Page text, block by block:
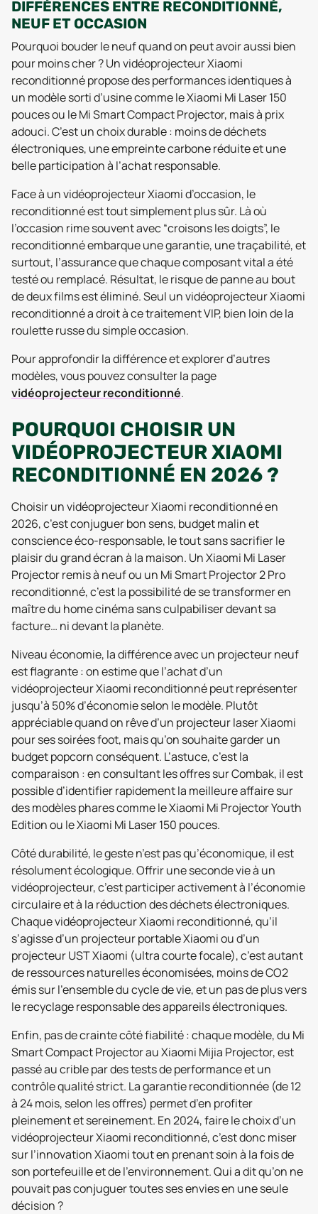
DIFFÉRENCES ENTRE RECONDITIONNÉ,
NEUF ET OCCASION
Pourquoi bouder le neuf quand on peut avoir aussi bien
pour moins cher ? Un vidéoprojecteur Xiaomi
reconditionné propose des performances identiques à
un modèle sorti d’usine comme le Xiaomi Mi Laser 150
pouces ou le Mi Smart Compact Projector, mais à prix
adouci. C’est un choix durable : moins de déchets
électroniques, une empreinte carbone réduite et une
belle participation à l’achat responsable.
Face à un vidéoprojecteur Xiaomi d’occasion, le
reconditionné est tout simplement plus sûr. Là où
l’occasion rime souvent avec “croisons les doigts”, le
reconditionné embarque une garantie, une traçabilité, et
surtout, l’assurance que chaque composant vital a été
testé ou remplacé. Résultat, le risque de panne au bout
de deux films est éliminé. Seul un vidéoprojecteur Xiaomi
reconditionné a droit à ce traitement VIP, bien loin de la
roulette russe du simple occasion.
Pour approfondir la différence et explorer d’autres
modèles, vous pouvez consulter la page
vidéoprojecteur reconditionné.
POURQUOI CHOISIR UN
VIDÉOPROJECTEUR XIAOMI
RECONDITIONNÉ EN 2026 ?
Choisir un vidéoprojecteur Xiaomi reconditionné en
2026, c’est conjuguer bon sens, budget malin et
conscience éco-responsable, le tout sans sacrifier le
plaisir du grand écran à la maison. Un Xiaomi Mi Laser
Projector remis à neuf ou un Mi Smart Projector 2 Pro
reconditionné, c’est la possibilité de se transformer en
maître du home cinéma sans culpabiliser devant sa
facture… ni devant la planète.
Niveau économie, la différence avec un projecteur neuf
est flagrante : on estime que l’achat d’un
vidéoprojecteur Xiaomi reconditionné peut représenter
jusqu’à 50% d’économie selon le modèle. Plutôt
appréciable quand on rêve d’un projecteur laser Xiaomi
pour ses soirées foot, mais qu’on souhaite garder un
budget popcorn conséquent. L’astuce, c’est la
comparaison : en consultant les offres sur Combak, il est
possible d’identifier rapidement la meilleure affaire sur
des modèles phares comme le Xiaomi Mi Projector Youth
Edition ou le Xiaomi Mi Laser 150 pouces.
Côté durabilité, le geste n’est pas qu’économique, il est
résolument écologique. Offrir une seconde vie à un
vidéoprojecteur, c’est participer activement à l’économie
circulaire et à la réduction des déchets électroniques.
Chaque vidéoprojecteur Xiaomi reconditionné, qu’il
s’agisse d’un projecteur portable Xiaomi ou d’un
projecteur UST Xiaomi (ultra courte focale), c’est autant
de ressources naturelles économisées, moins de CO2
émis sur l’ensemble du cycle de vie, et un pas de plus vers
le recyclage responsable des appareils électroniques.
Enfin, pas de crainte côté fiabilité : chaque modèle, du Mi
Smart Compact Projector au Xiaomi Mijia Projector, est
passé au crible par des tests de performance et un
contrôle qualité strict. La garantie reconditionnée (de 12
à 24 mois, selon les offres) permet d’en profiter
pleinement et sereinement. En 2024, faire le choix d’un
vidéoprojecteur Xiaomi reconditionné, c’est donc miser
sur l’innovation Xiaomi tout en prenant soin à la fois de
son portefeuille et de l’environnement. Qui a dit qu’on ne
pouvait pas conjuguer toutes ses envies en une seule
décision ?